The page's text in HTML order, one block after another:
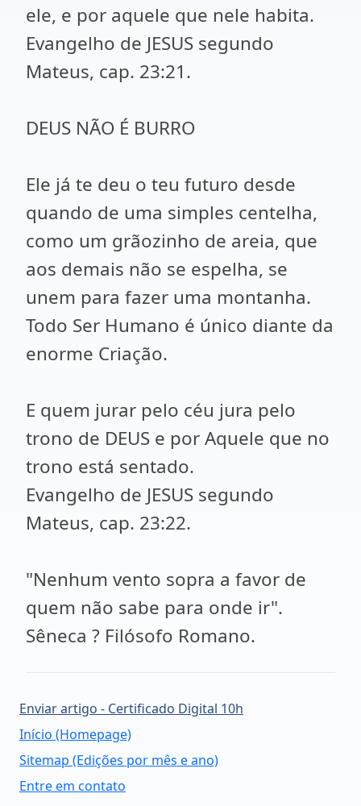
ele, e por aquele que nele habita.
Evangelho de JESUS segundo
Mateus, cap. 23:21.
DEUS NÃO É BURRO
Ele já te deu o teu futuro desde
quando de uma simples centelha,
como um grãozinho de areia, que
aos demais não se espelha, se
unem para fazer uma montanha.
Todo Ser Humano é único diante da
enorme Criação.
E quem jurar pelo céu jura pelo
trono de DEUS e por Aquele que no
trono está sentado.
Evangelho de JESUS segundo
Mateus, cap. 23:22.
"Nenhum vento sopra a favor de
quem não sabe para onde ir".
Sêneca ? Filósofo Romano.
Enviar artigo - Certificado Digital 10h
Início (Homepage)
Sitemap (Edições por mês e ano)
Entre em contato